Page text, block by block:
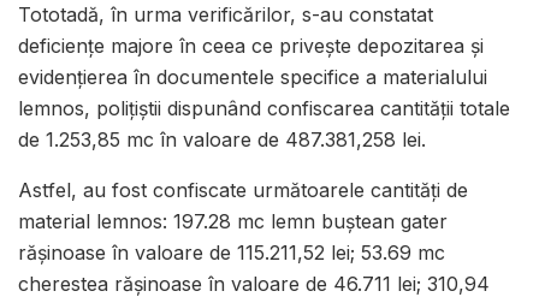
Tototadă, în urma verificărilor, s-au constatat
deficiențe majore în ceea ce privește depozitarea și
evidențierea în documentele specifice a materialului
lemnos, polițiștii dispunând confiscarea cantității totale
de 1.253,85 mc în valoare de 487.381,258 lei.
Astfel, au fost confiscate următoarele cantități de
material lemnos: 197.28 mc lemn buștean gater
rășinoase în valoare de 115.211,52 lei; 53.69 mc
cherestea rășinoase în valoare de 46.711 lei; 310,94